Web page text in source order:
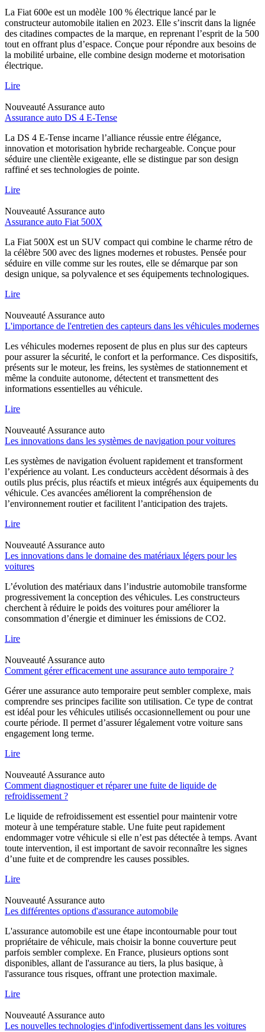
La Fiat 600e est un modèle 100 % électrique lancé par le
constructeur automobile italien en 2023. Elle s’inscrit dans la lignée
des citadines compactes de la marque, en reprenant l’esprit de la 500
tout en offrant plus d’espace. Conçue pour répondre aux besoins de
la mobilité urbaine, elle combine design moderne et motorisation
électrique.
Lire
Nouveauté Assurance auto
Assurance auto DS 4 E-Tense
La DS 4 E-Tense incarne l’alliance réussie entre élégance,
innovation et motorisation hybride rechargeable. Conçue pour
séduire une clientèle exigeante, elle se distingue par son design
raffiné et ses technologies de pointe.
Lire
Nouveauté Assurance auto
Assurance auto Fiat 500X
La Fiat 500X est un SUV compact qui combine le charme rétro de
la célèbre 500 avec des lignes modernes et robustes. Pensée pour
séduire en ville comme sur les routes, elle se démarque par son
design unique, sa polyvalence et ses équipements technologiques.
Lire
Nouveauté Assurance auto
L'importance de l'entretien des capteurs dans les véhicules modernes
Les véhicules modernes reposent de plus en plus sur des capteurs
pour assurer la sécurité, le confort et la performance. Ces dispositifs,
présents sur le moteur, les freins, les systèmes de stationnement et
même la conduite autonome, détectent et transmettent des
informations essentielles au véhicule.
Lire
Nouveauté Assurance auto
Les innovations dans les systèmes de navigation pour voitures
Les systèmes de navigation évoluent rapidement et transforment
l’expérience au volant. Les conducteurs accèdent désormais à des
outils plus précis, plus réactifs et mieux intégrés aux équipements du
véhicule. Ces avancées améliorent la compréhension de
l’environnement routier et facilitent l’anticipation des trajets.
Lire
Nouveauté Assurance auto
Les innovations dans le domaine des matériaux légers pour les
voitures
L’évolution des matériaux dans l’industrie automobile transforme
progressivement la conception des véhicules. Les constructeurs
cherchent à réduire le poids des voitures pour améliorer la
consommation d’énergie et diminuer les émissions de CO2.
Lire
Nouveauté Assurance auto
Comment gérer efficacement une assurance auto temporaire ?
Gérer une assurance auto temporaire peut sembler complexe, mais
comprendre ses principes facilite son utilisation. Ce type de contrat
est idéal pour les véhicules utilisés occasionnellement ou pour une
courte période. Il permet d’assurer légalement votre voiture sans
engagement long terme.
Lire
Nouveauté Assurance auto
Comment diagnostiquer et réparer une fuite de liquide de
refroidissement ?
Le liquide de refroidissement est essentiel pour maintenir votre
moteur à une température stable. Une fuite peut rapidement
endommager votre véhicule si elle n’est pas détectée à temps. Avant
toute intervention, il est important de savoir reconnaître les signes
d’une fuite et de comprendre les causes possibles.
Lire
Nouveauté Assurance auto
Les différentes options d'assurance automobile
L'assurance automobile est une étape incontournable pour tout
propriétaire de véhicule, mais choisir la bonne couverture peut
parfois sembler complexe. En France, plusieurs options sont
disponibles, allant de l'assurance au tiers, la plus basique, à
l'assurance tous risques, offrant une protection maximale.
Lire
Nouveauté Assurance auto
Les nouvelles technologies d'infodivertissement dans les voitures